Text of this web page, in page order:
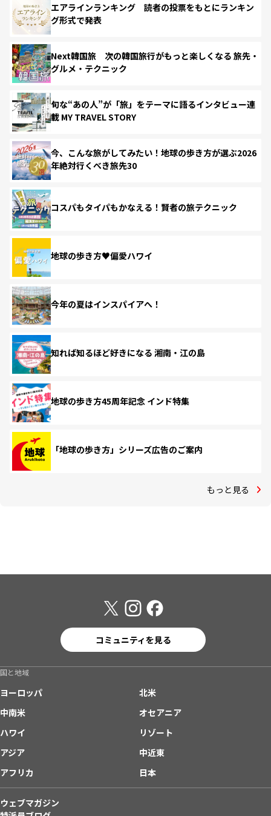
エアラインランキング 読者の投票をもとにランキン
グ形式で発表
Next韓国旅 次の韓国旅行がもっと楽しくなる 旅先・
グルメ・テクニック
旬な“あの人”が「旅」をテーマに語るインタビュー連
載 MY TRAVEL STORY
今、こんな旅がしてみたい！地球の歩き方が選ぶ2026
年絶対行くべき旅先30
コスパもタイパもかなえる！賢者の旅テクニック
地球の歩き方♥偏愛ハワイ
今年の夏はインスパイアへ！
知れば知るほど好きになる 湘南・江の島
地球の歩き方45周年記念 インド特集
「地球の歩き方」シリーズ広告のご案内
もっと見る
コミュニティを見る
国と地域
ヨーロッパ
北米
中南米
オセアニア
ハワイ
リゾート
アジア
中近東
アフリカ
日本
ウェブマガジン